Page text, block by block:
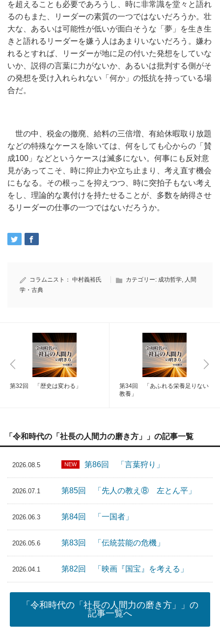
を超えることも必要であろうし、時に非常識を堂々と語れ
るのもまた、リーダーの素質の一つではないだろうか。壮
大な、あるいは可能性が低いが面白そうな「夢」を生き生
きと語れるリーダーを嫌う人はあまりいないだろう。嫌わ
れるとすれば、リーダーが地に足の付いた発想をしていな
いか、説得の言葉に力がないか、あるいは批判する側がそ
の発想を受け入れられない「何か」の抵抗を持っている場
合だ。
世の中、税金の撤廃、給料の三倍増、有給休暇取り放題
などの特殊なケースを除いては、何をしても心からの「賛
成100」などというケースは滅多にない。何事にも反対意
見があってこそ、時に抑止力や立ち止まり、考え直す機会
にもなる。その根っこを抑えつつ、時に突拍子もない考え
をし、理論的な裏付けを持たせることが、多数を納得させ
るリーダーの仕事の一つではないだろうか。
コラムニスト： 中村義裕氏 カテゴリー: 成功哲学, 人間
学・古典
第32回 「歴史は変わる」
第34回 「あふれる栄養足りない
教養」
「令和時代の「社長の人間力の磨き方」」の記事一覧
2026.08.5 NEW 第86回 「言葉狩り」
2026.07.1 第85回 「先人の教え⑧ 左とん平」
2026.06.3 第84回 「一国者」
2026.05.6 第83回 「伝統芸能の危機」
2026.04.1 第82回 「映画『国宝』を考える」
「令和時代の「社長の人間力の磨き方」」の
記事一覧へ